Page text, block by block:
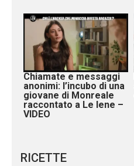
Chiamate e messaggi
anonimi: l’incubo di una
giovane di Monreale
raccontato a Le Iene –
VIDEO
RICETTE